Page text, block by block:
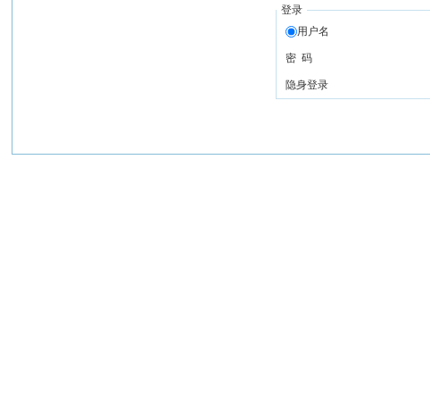
登录
用户名
密 码
隐身登录